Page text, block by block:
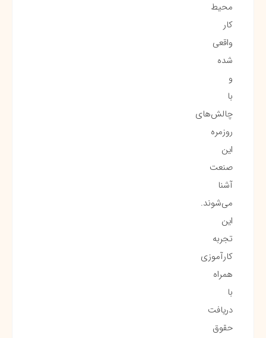
محیط
کار
واقعی
شده
و
با
چالش‌های
روزمره
این
صنعت
آشنا
می‌شوند.
این
تجربه
کارآموزی
همراه
با
دریافت
حقوق